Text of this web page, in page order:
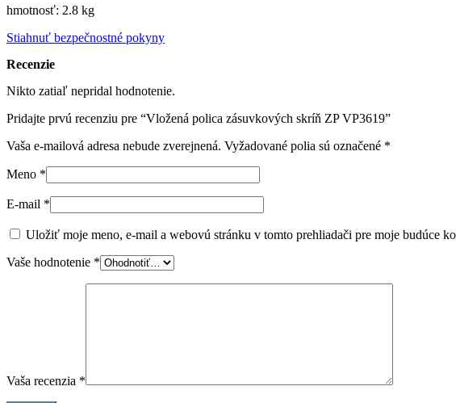
hmotnosť: 2.8 kg
Stiahnuť bezpečnostné pokyny
Recenzie
Nikto zatiaľ nepridal hodnotenie.
Pridajte prvú recenziu pre “Vložená polica zásuvkových skríň ZP VP3619”
Vaša e-mailová adresa nebude zverejnená. Vyžadované polia sú označené *
Meno *
E-mail *
Uložiť moje meno, e-mail a webovú stránku v tomto prehliadači pre moje budúce
Vaše hodnotenie *
Vaša recenzia *